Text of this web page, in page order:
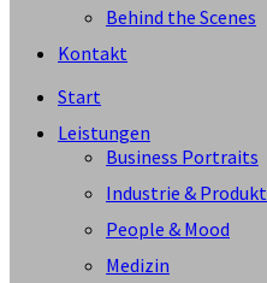
Behind the Scenes
Kontakt
Start
Leistungen
Business Portraits
Industrie & Produkt
People & Mood
Medizin